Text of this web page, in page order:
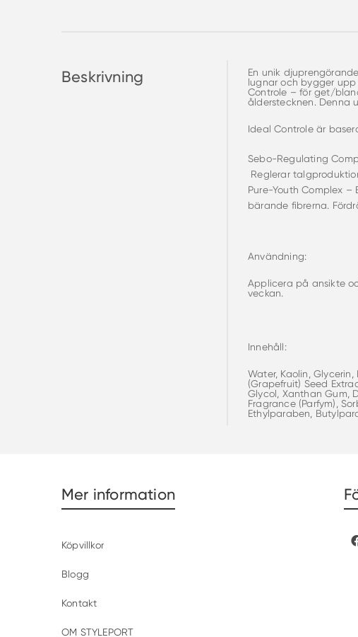
Beskrivning
En unik
lugnar och bygger upp
Controle – för get/
ålderstecknen. Denna
Ideal Controle är
Sebo-Regulating
Reglerar
Pure-Youth Complex
bärande fibrerna.
Användning:
Applicera på ansikte
veckan.
Innehåll:
Water, Kaolin,
(Grapefruit) Seed
Glycol, Xanthan Gum,
Fragrance (Parfym),
Ethylparaben,
Mer information
Köpvillkor
Blogg
Kontakt
OM STYLEPORT